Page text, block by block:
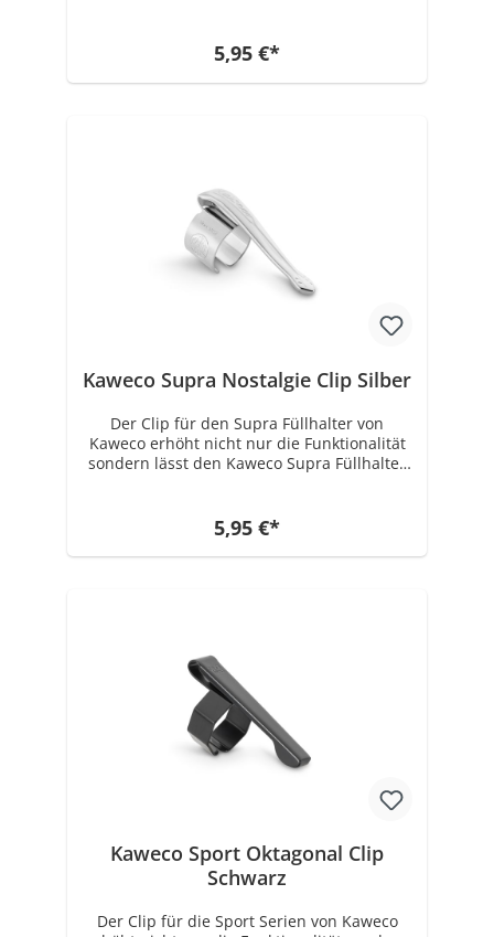
5,95 €*
Kaweco Supra Nostalgie Clip Silber
Der Clip für den Supra Füllhalter von
Kaweco erhöht nicht nur die Funktionalität
sondern lässt den Kaweco Supra Füllhalter
5,95 €*
Kaweco Sport Oktagonal Clip
Schwarz
Der Clip für die Sport Serien von Kaweco